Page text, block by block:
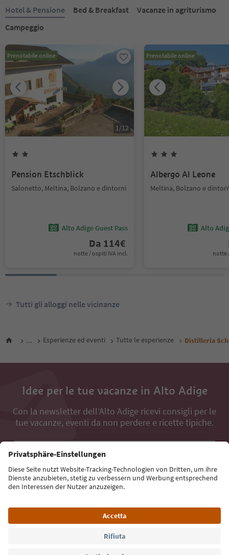
Hotel & Pensione Bed & Breakfast
Vacanze in agriturismo
Campeggio
Prenotabile online
1/12
Pension Etschblick
Salonetto, Meltina, Bolzano e dintorni
Alto Adige Guest Pass
Da 114€
notte / ospiti IVA incl.
Prenotabile online
Albergo Al Leone
Meltina, Bolzano e
Alto
notte
Tutti gli alloggi nelle vicinanze
... Esperienze ed eventi Tutte le esperienze Distilleria
Idee per le tue vacanze in Alto Adige
Con la newsletter dell’Alto Adige ricevi consigli per le
tue vacanze, eventi da non perdere e ricette tipiche.
Indirizzo e-mail*
Iscriviti alla newsletter